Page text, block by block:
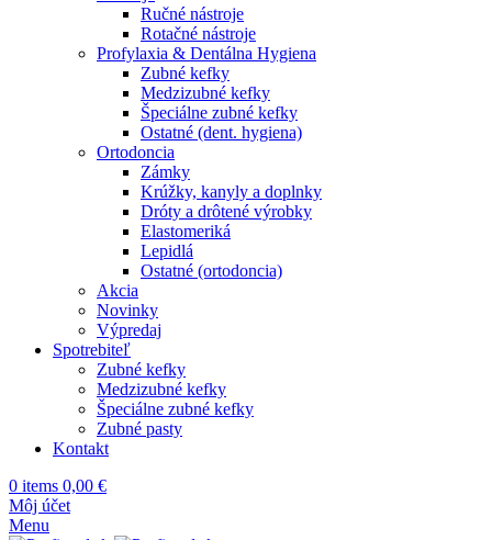
Ručné nástroje
Rotačné nástroje
Profylaxia & Dentálna Hygiena
Zubné kefky
Medzizubné kefky
Špeciálne zubné kefky
Ostatné (dent. hygiena)
Ortodoncia
Zámky
Krúžky, kanyly a doplnky
Dróty a drôtené výrobky
Elastomeriká
Lepidlá
Ostatné (ortodoncia)
Akcia
Novinky
Výpredaj
Spotrebiteľ
Zubné kefky
Medzizubné kefky
Špeciálne zubné kefky
Zubné pasty
Kontakt
0 items 0,00 €
Môj účet
Menu